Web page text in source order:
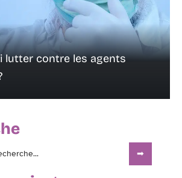
lutter contre les agents